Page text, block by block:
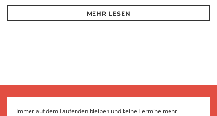
MEHR LESEN
Immer auf dem Laufenden bleiben und keine Termine mehr